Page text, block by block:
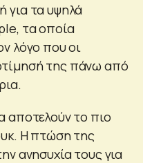
για τα υψηλά
τα οποία
λόγο που οι
της πάνω από
αποτελούν το πιο
Η πτώση της
ανησυχία τους για